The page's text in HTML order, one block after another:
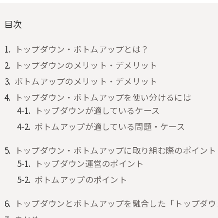
目次
トップダウン・ボトムアップとは？
トップダウンのメリット・デメリット
ボトムアップのメリット・デメリット
トップダウン・ボトムアップを使い分けるには
トップダウンが適しているケース
ボトムアップが適している問題・ケース
トップダウン・ボトムアップに取り組む際のポイント
トップダウン運営のポイント
ボトムアップのポイント
トップダウンとボトムアップを融合した「トップダウ